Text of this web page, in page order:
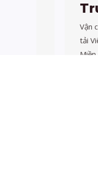
Vận
tải Việt
Miền Tây,